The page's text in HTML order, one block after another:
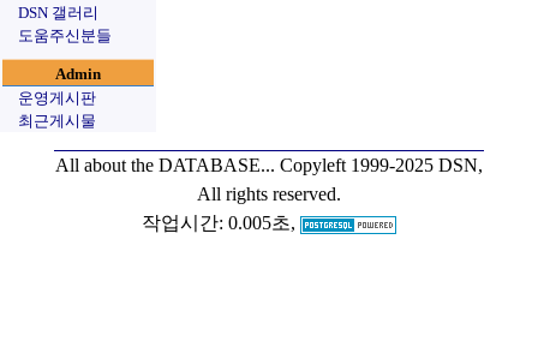
DSN 갤러리
도움주신분들
Admin
운영게시판
최근게시물
All about the DATABASE... Copyleft 1999-2025 DSN,
All rights reserved.
작업시간: 0.005초,